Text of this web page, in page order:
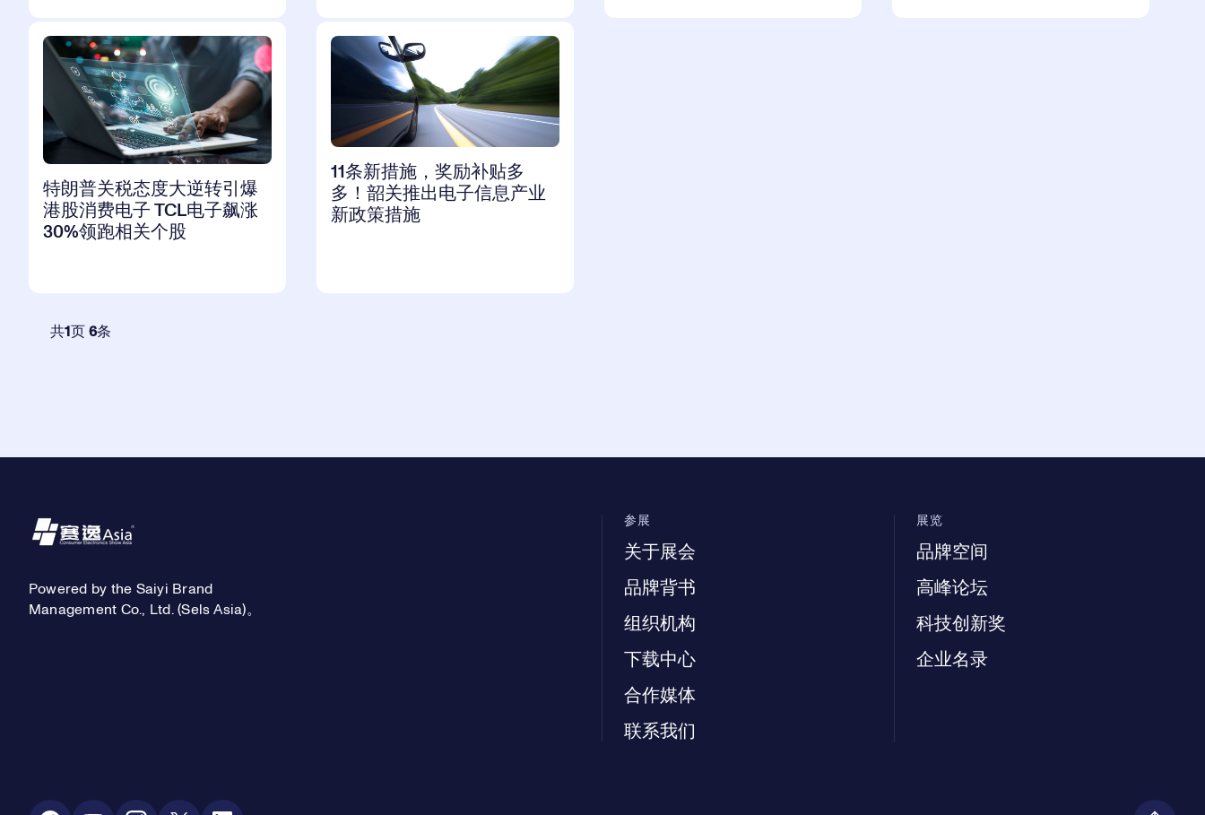
特朗普关税态度大逆转引爆
港股消费电子 TCL电子飙涨
30%领跑相关个股
11条新措施，奖励补贴多
多！韶关推出电子信息产业
新政策措施
共1 页 6条
Footer
Powered by the Saiyi Brand
Management Co., Ltd. (Sels Asia)。
参展
关于展会
品牌背书
组织机构
下载中心
合作媒体
联系我们
展览
品牌空间
高峰论坛
科技创新奖
企业名录
Social Media